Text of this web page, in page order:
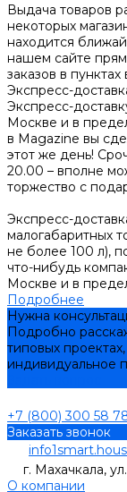
Выдача товаров
некоторых
находится
нашем сайте
заказов в
Экспресс-
Экспресс-
Москве и в
в Magazine вы
этот же день!
20.00 – вполне
торжество с
Экспресс-
малогабаритных
не более 100 л),
что-нибудь
Москве и в
Подробнее
Нужна
Подробно
типовых
индивидуальное
+7 (800) 300 58
Заказать звонок
г. Махачкала,
О компании